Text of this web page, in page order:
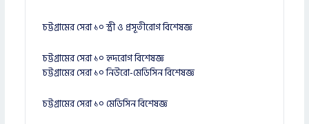
চট্টগ্রামের সেরা ১০ স্ত্রী ও প্রসূতীরোগ বিশেষজ্ঞ
চট্টগ্রামের সেরা ১০ হৃদরোগ বিশেষজ্ঞ
চট্টগ্রামের সেরা ১০ নিউরো-মেডিসিন বিশেষজ্ঞ
চট্টগ্রামের সেরা ১০ মেডিসিন বিশেষজ্ঞ